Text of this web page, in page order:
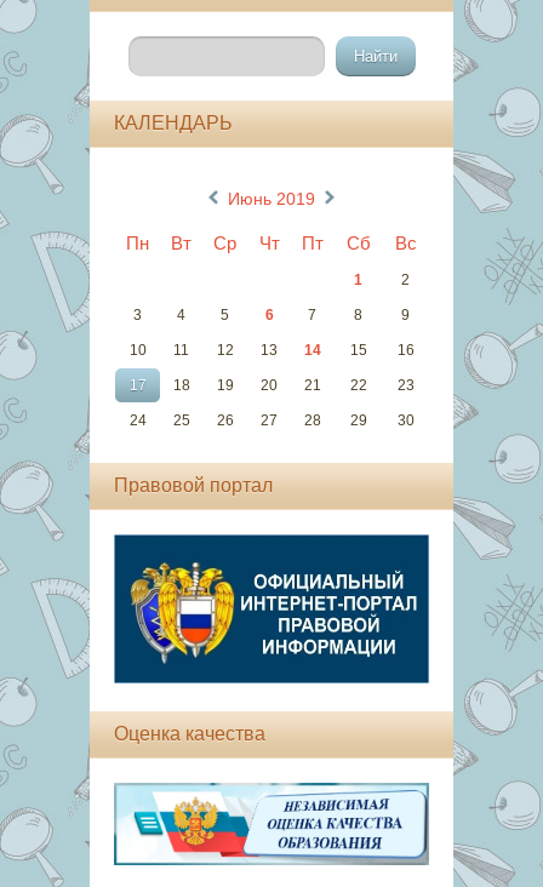
КАЛЕНДАРЬ
Июнь 2019
Пн Вт Ср Чт Пт Сб Вс
1 2
3 4 5 6 7 8 9
10 11 12 13 14 15 16
17 18 19 20 21 22 23
24 25 26 27 28 29 30
Правовой портал
Оценка качества